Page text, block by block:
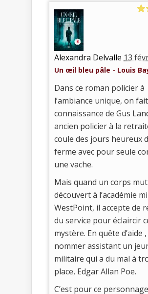
Alexandra Delvalle 13
Un œil bleu pâle - Louis
Dans ce roman policier à
l’ambiance unique, on
connaissance de Gus
ancien policier à la
coule des jours heureux
ferme avec pour seule
une vache.
Mais quand un corps
découvert à l’académie
WestPoint, il accepte de
du service pour éclaircir
mystère. En quête d’aide
nommer assistant un
militaire qui a du mal à
place, Edgar Allan Poe.
C’est pour ce